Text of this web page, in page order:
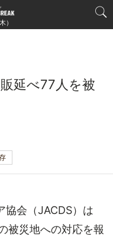
）
延べ77人を被
会（JACDS）は
被災地への対応を報